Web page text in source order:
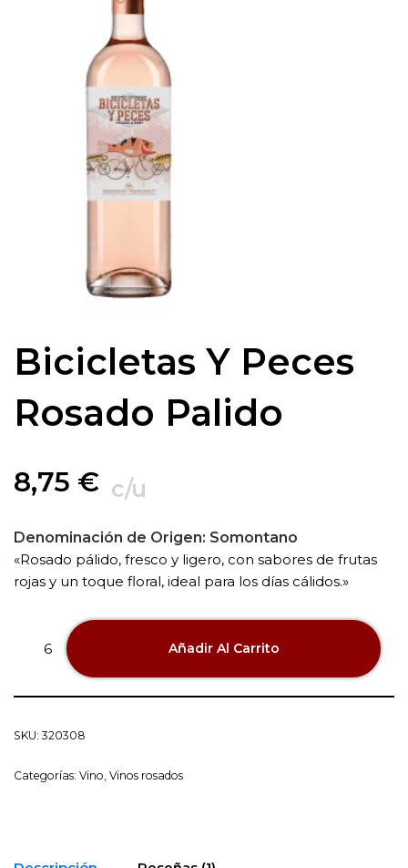
Bicicletas Y Peces
Rosado Palido
8,75 € c/u
Denominación de Origen: Somontano
«Rosado pálido, fresco y ligero, con sabores de frutas
rojas y un toque floral, ideal para los días cálidos.»
Añadir Al Carrito
SKU: 320308
Categorías: Vino Vinos rosados